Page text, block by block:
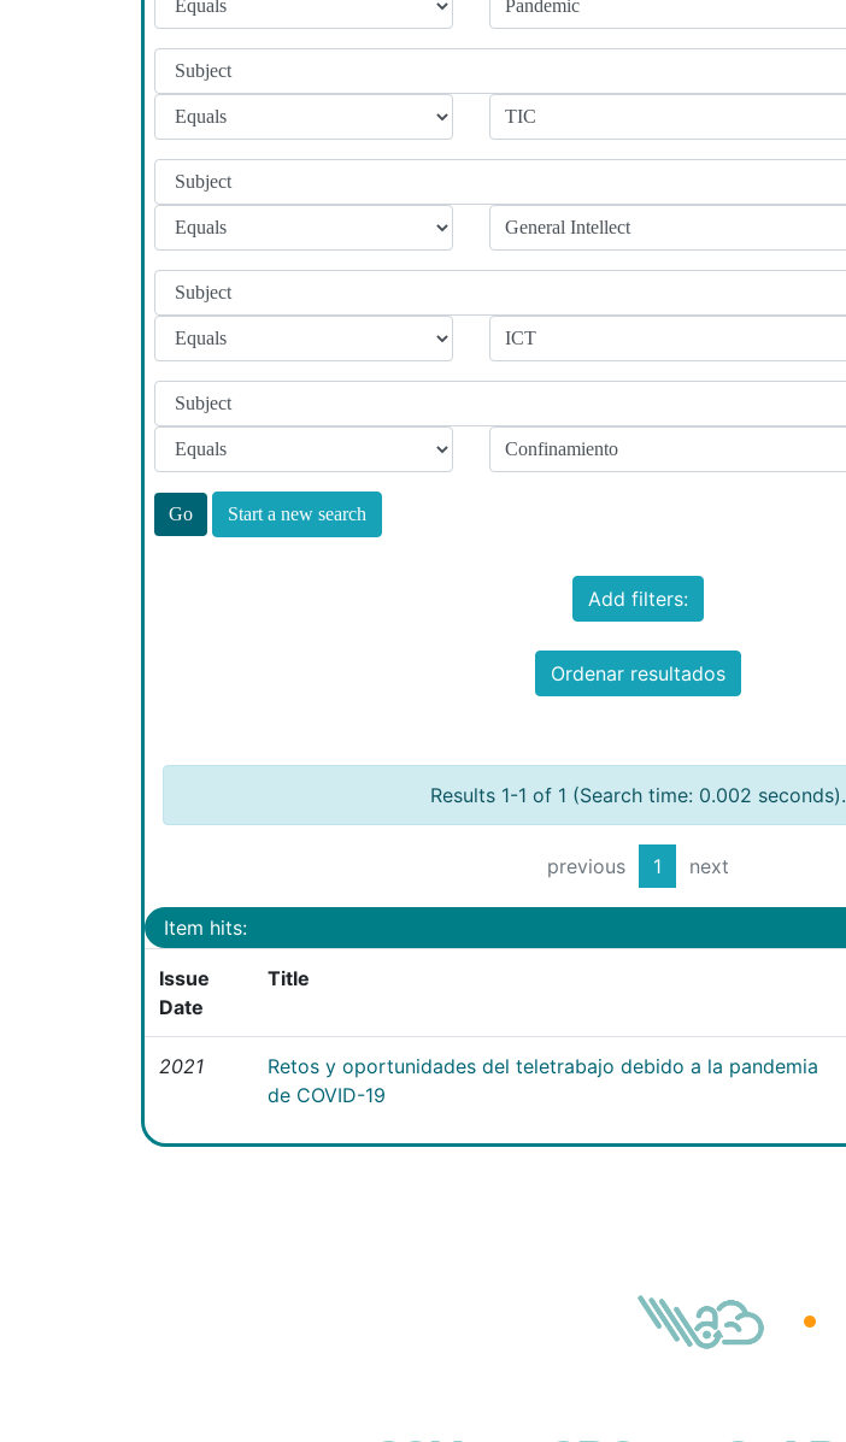
Start a new search
Add filters:
Ordenar resultados
Results 1-1 of 1 (Search time: 0.002 seconds).
previous 1 next
Item hits:
Issue
Date
Title
2021
Retos y oportunidades del teletrabajo debido a la pandemia
de COVID-19